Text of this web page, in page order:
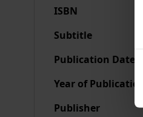
ISBN
Subtitle
Publication Date
Year of Publication
Publisher